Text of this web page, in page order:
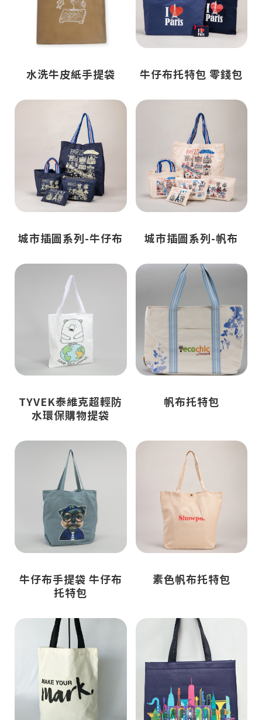
水洗牛皮紙手提袋 牛仔布托特包 零錢包
城市插圖系列-牛仔布 城市插圖系列-帆布
TYVEK泰維克超輕防
水環保購物提袋
帆布托特包
牛仔布手提袋 牛仔布
托特包
素色帆布托特包